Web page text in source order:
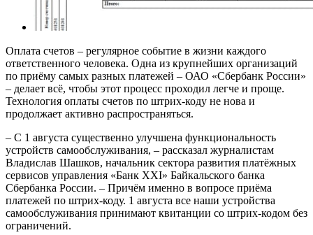
Оплата счетов – регулярное событие в жизни каждого
ответственного человека. Одна из крупнейших организаций
по приёму самых разных платежей – ОАО «Сбербанк России»
– делает всё, чтобы этот процесс проходил легче и проще.
Технология оплаты счетов по штрих-коду не нова и
продолжает активно распространяться.
– С 1 августа существенно улучшена функциональность
устройств самообслуживания, – рассказал журналистам
Владислав Шашков, начальник сектора развития платёжных
сервисов управления «Банк XXI» Байкальского банка
Сбербанка России. – Причём именно в вопросе приёма
платежей по штрих-коду. 1 августа все наши устройства
самообслуживания принимают квитанции со штрих-кодом без
ограничений.